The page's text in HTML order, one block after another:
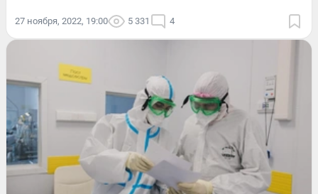
27 ноября, 2022, 19:00 5 331 4